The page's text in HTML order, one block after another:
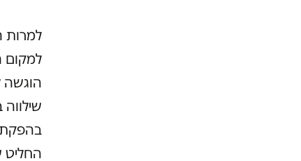
למרות
למקום
הוגשה
בהפקת
החליט